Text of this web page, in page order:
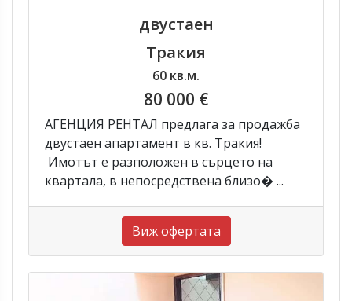
двустаен
Тракия
60 кв.м.
80 000 €
АГЕНЦИЯ РЕНТАЛ предлага за продажба
двустаен апартамент в кв. Тракия!
Имотът е разположен в сърцето на
квартала, в непосредствена близо� ...
Виж офертата